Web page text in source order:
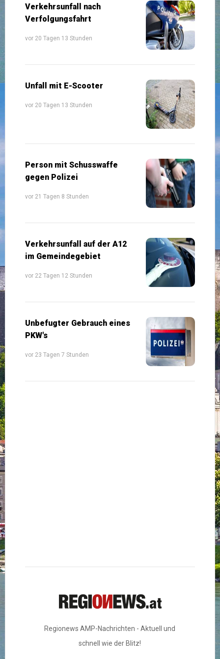
Verkehrsunfall nach
Verfolgungsfahrt
vor 20 Tagen 13 Stunden
Unfall mit E-Scooter
vor 20 Tagen 13 Stunden
Person mit Schusswaffe
gegen Polizei
vor 21 Tagen 8 Stunden
Verkehrsunfall auf der A12
im Gemeindegebiet
vor 22 Tagen 12 Stunden
Unbefugter Gebrauch eines
PKW's
vor 23 Tagen 7 Stunden
Regionews AMP-Nachrichten - Aktuell und
schnell wie der Blitz!